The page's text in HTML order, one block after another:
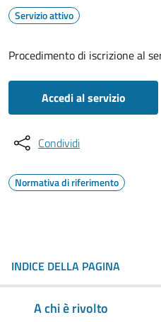
Servizio attivo
Procedimento di iscrizione al
Accedi al servizio
Condividi
Normativa di riferimento
INDICE DELLA PAGINA
A chi è rivolto